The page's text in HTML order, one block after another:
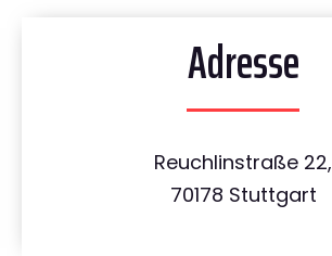
Adresse
Reuchlinstraße 22,
70178 Stuttgart